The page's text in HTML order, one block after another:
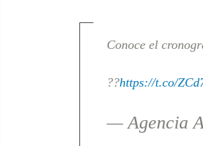
Conoce el
??https://t.co/
— Agencia